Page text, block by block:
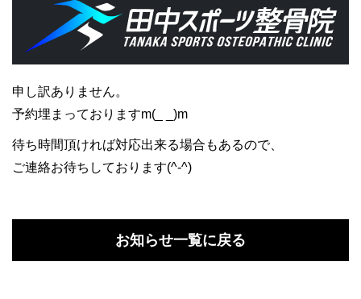
申し訳ありません。
予約埋まっておりますm(_ _)m
待ち時間頂ければ対応出来る場合もあるので、
ご連絡お待ちしております(^-^)
お知らせ一覧に戻る